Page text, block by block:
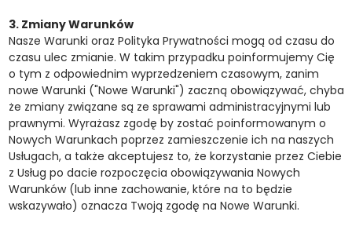
3. Zmiany Warunków
Nasze Warunki oraz Polityka Prywatności mogą od czasu do
czasu ulec zmianie. W takim przypadku poinformujemy Cię
o tym z odpowiednim wyprzedzeniem czasowym, zanim
nowe Warunki ("Nowe Warunki") zaczną obowiązywać, chyba
że zmiany związane są ze sprawami administracyjnymi lub
prawnymi. Wyrażasz zgodę by zostać poinformowanym o
Nowych Warunkach poprzez zamieszczenie ich na naszych
Usługach, a także akceptujesz to, że korzystanie przez Ciebie
z Usług po dacie rozpoczęcia obowiązywania Nowych
Warunków (lub inne zachowanie, które na to będzie
wskazywało) oznacza Twoją zgodę na Nowe Warunki.